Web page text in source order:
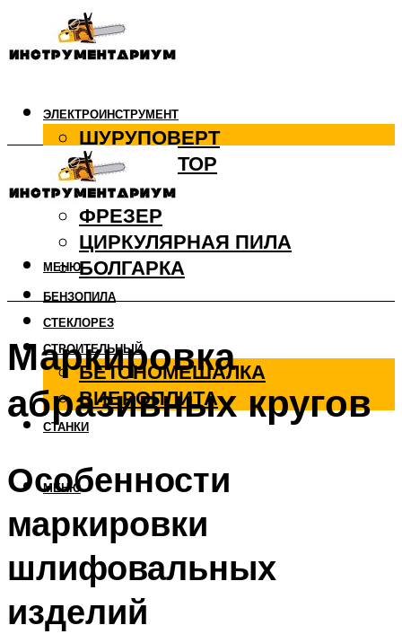
ЭЛЕКТРОИНСТРУМЕНТ
ШУРУПОВЕРТ
ПЕРФОРАТОР
ДРЕЛЬ
ФРЕЗЕР
ЦИРКУЛЯРНАЯ ПИЛА
БОЛГАРКА
БЕНЗОПИЛА
СТЕКЛОРЕЗ
СТРОИТЕЛЬНЫЙ
БЕТОНОМЕШАЛКА
ВИБРОПЛИТА
СТАНКИ
МЕНЮ
МЕНЮ
Маркировка
абразивных кругов
Особенности
маркировки
шлифовальных
изделий